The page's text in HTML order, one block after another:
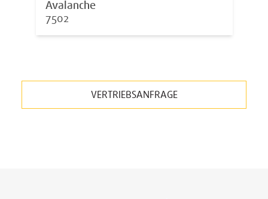
Avalanche
7502
VERTRIEBSANFRAGE